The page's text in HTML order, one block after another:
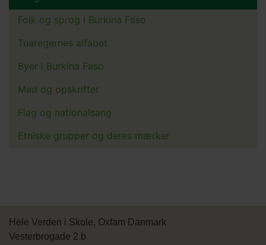
Folk og sprog i Burkina Faso
Tuaregernes alfabet
Byer i Burkina Faso
Mad og opskrifter
Flag og nationalsang
Etniske grupper og deres mærker
Hele Verden i Skole, Oxfam Danmark
Vesterbrogade 2 b